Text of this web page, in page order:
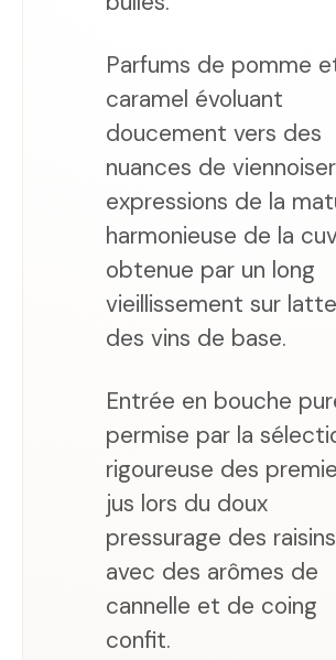
Parfums de pomme
caramel évoluant
doucement vers des
nuances de
expressions de la
harmonieuse de la
obtenue par un long
vieillissement sur
des vins de base.
Entrée en bouche
permise par la
rigoureuse des
jus lors du doux
pressurage des raisins
avec des arômes de
cannelle et de coing
confit.